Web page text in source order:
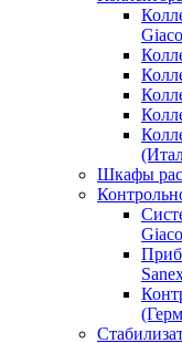
Шкафы